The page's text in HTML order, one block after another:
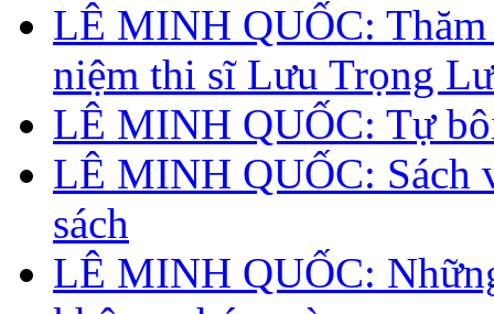
LÊ MINH QUỐC:
niệm thi sĩ Lưu Trọng Lư
LÊ MINH QUỐC: Tự
LÊ MINH QUỐC: Sách
sách
LÊ MINH QUỐC: